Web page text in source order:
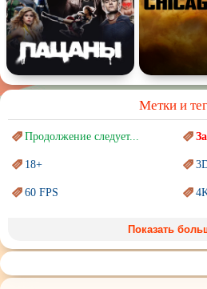
Метки и
Продолжение следует...
18+
60 FPS
Marvel
Sci-Fi (Научнаяфантастика)
Показать